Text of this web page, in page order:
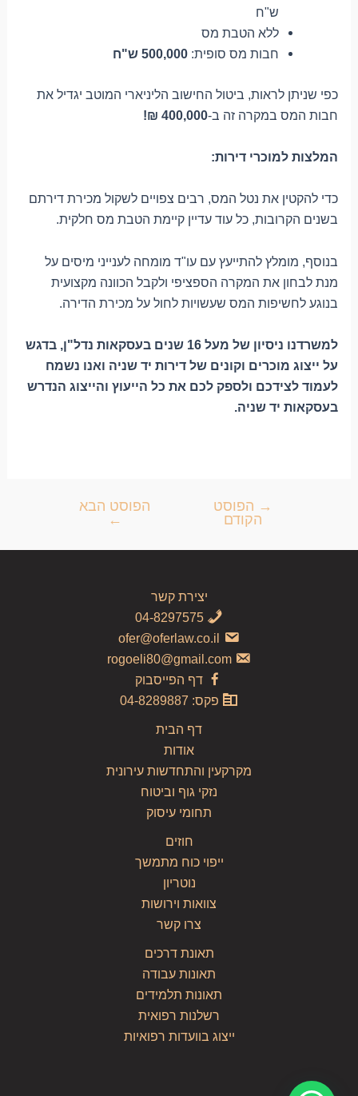
ש"ח
ללא הטבת מס
חבות מס סופית:500,000 ש"ח
כפי שניתן לראות, ביטול החישוב הליניארי המוטב יגדיל את
חבות המס במקרה זה ב-400,000 ₪!
המלצות למוכרי דירות:
כדי להקטין את נטל המס, רבים צפויים לשקול מכירת דירתם
בשנים הקרובות, כל עוד עדיין קיימת הטבת מס חלקית.
בנוסף, מומלץ להתייעץ עם עו"ד מומחה לענייני מיסים על
מנת לבחון את המקרה הספציפי ולקבל הכוונה מקצועית
בנוגע לחשיפות המס שעשויות לחול על מכירת הדירה.
למשרדנו ניסיון של מעל 16 שנים בעסקאות נדל"ן, בדגש
על ייצוג מוכרים וקונים של דירות יד שניה ואנו נשמח
לעמוד לצידכם ולספק לכם את כל הייעוץ והייצוג הנדרש
בעסקאות יד שניה.
→ הפוסט
הקודם
הפוסט הבא
←
יצירת קשר
04-8297575
ofer@oferlaw.co.il
rogoeli80@gmail.com
דף הפייסבוק
פקס: 04-8289887
דף הבית
אודות
מקרקעין והתחדשות עירונית
נזקי גוף וביטוח
תחומי עיסוק
חוזים
ייפוי כוח מתמשך
נוטריון
צוואות וירושות
צרו קשר
תאונת דרכים
תאונות עבודה
תאונות תלמידים
רשלנות רפואית
ייצוג בוועדות רפואיות